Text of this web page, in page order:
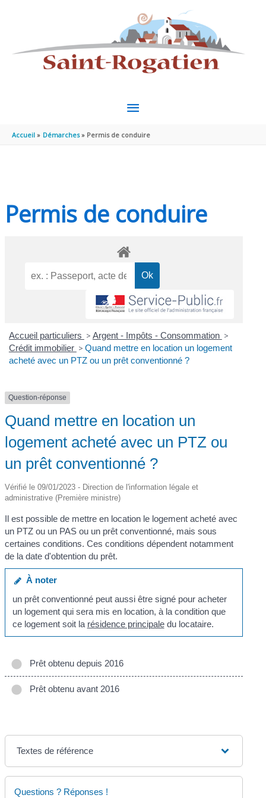
MENU
PRINCIPAL
Accueil Démarches Permis de conduire
Permis de conduire
Accueil particuliers > Argent - Impôts - Consommation >
Crédit immobilier > Quand mettre en location un logement
acheté avec un PTZ ou un prêt conventionné ?
Question-réponse
Quand mettre en location un
logement acheté avec un PTZ ou
un prêt conventionné ?
Vérifié le 09/01/2023 - Direction de l'information légale et
administrative (Première ministre)
Il est possible de mettre en location le logement acheté avec
un PTZ ou un PAS ou un prêt conventionné, mais sous
certaines conditions. Ces conditions dépendent notamment
de la date d'obtention du prêt.
À noter
un prêt conventionné peut aussi être signé pour acheter
un logement qui sera mis en location, à la condition que
ce logement soit la résidence principaledu locataire.
Prêt obtenu depuis 2016
Prêt obtenu avant 2016
Textes de référence
Questions ? Réponses !